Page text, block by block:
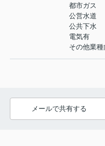
都市ガス
公営水道
公共下水
電気有
その他業種
メールで共有する